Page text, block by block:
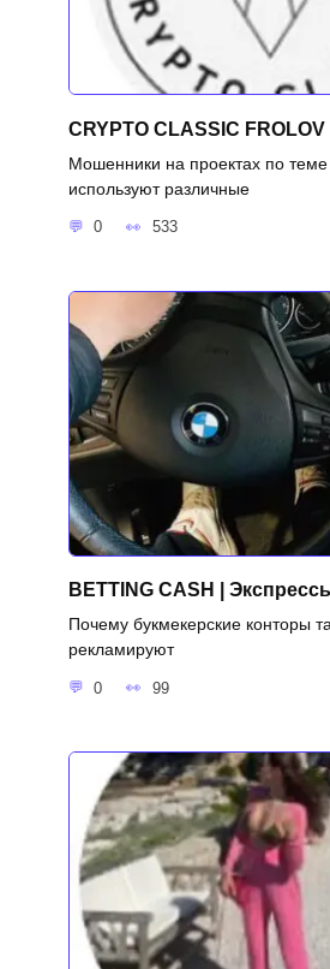
CRYPTO CLASSIC FROLOV
Мошенники на проектах по теме
используют различные
0 533
BETTING CASH |
Почему букмекерские конторы
рекламируют
0 99